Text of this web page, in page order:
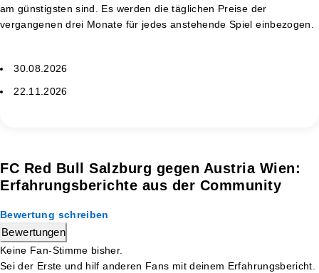
am günstigsten sind. Es werden die täglichen Preise der
vergangenen drei Monate für jedes anstehende Spiel einbezogen.
30.08.2026
22.11.2026
FC Red Bull Salzburg gegen Austria Wien:
Erfahrungsberichte aus der Community
Bewertung schreiben
Bewertungen
Keine Fan-Stimme bisher.
Sei der Erste und hilf anderen Fans mit deinem Erfahrungsbericht.